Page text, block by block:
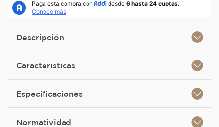
Descripción
Características
Especificaciones
Normatividad